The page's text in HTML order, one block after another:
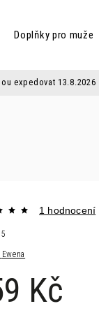
Doplňky pro muže
expedovat 13.8.2026
Ewena
1 hodnocení
Kč